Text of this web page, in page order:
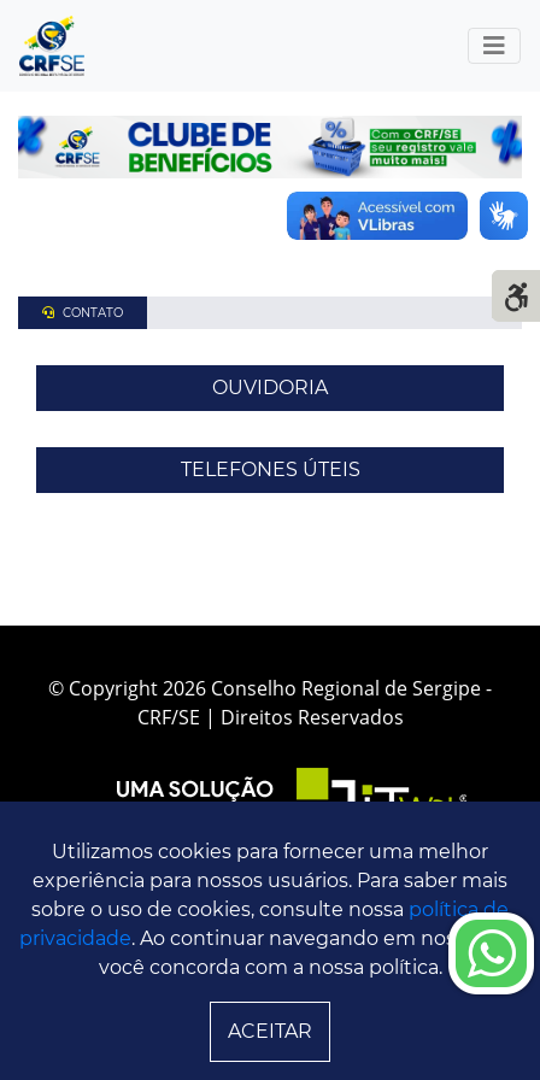
CONTATO
OUVIDORIA
TELEFONES ÚTEIS
Utilizamos cookies para fornecer uma melhor
experiência para nossos usuários. Para saber mais
sobre o uso de cookies, consulte nossa política de
privacidade. Ao continuar navegando em nosso site,
você concorda com a nossa política.
ACEITAR
© Copyright 2026 Conselho Regional de Sergipe -
CRF/SE | Direitos Reservados